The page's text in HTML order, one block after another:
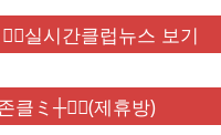
실시간클럽뉴스 보기
클ミ┼❤️‍🔥(제휴방)